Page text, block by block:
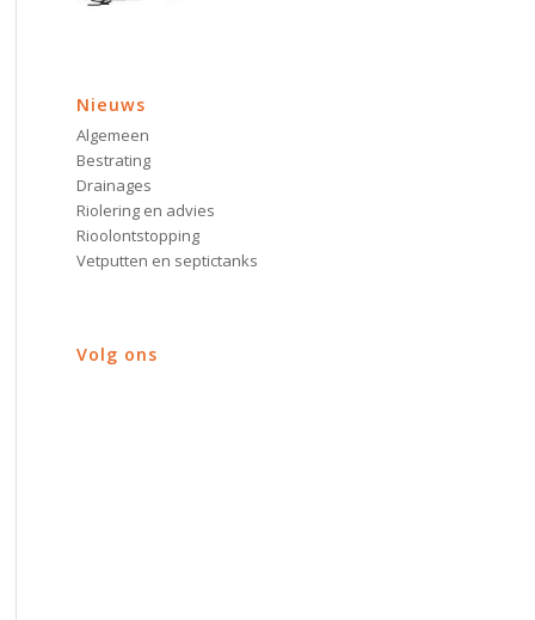
Nieuws
Algemeen
Bestrating
Drainages
Riolering en advies
Rioolontstopping
Vetputten en septictanks
Volg ons